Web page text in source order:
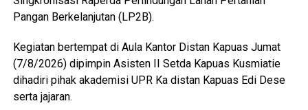
dikonsumsi,” ujarnya. (Ujg/SB)
Bagikan ke
WhatsApp
Pangan Berkelanjutan (LP2B).
Kegiatan bertempat di Aula Kantor Distan Kapuas Jumat
(7/8/2026) dipimpin Asisten II Setda Kapuas Kusmiatie
dihadiri pihak akademisi UPR Ka distan Kapuas Edi Dese
serta jajaran.